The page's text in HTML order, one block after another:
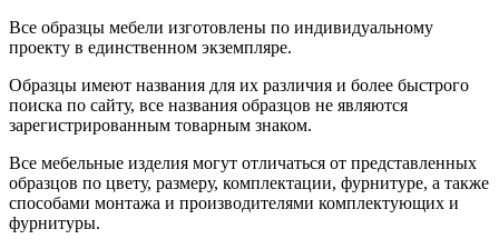
Все образцы мебели изготовлены по индивидуальному
проекту в единственном экземпляре.
Образцы имеют названия для их различия и более быстрого
поиска по сайту, все названия образцов не являются
зарегистрированным товарным знаком.
Все мебельные изделия могут отличаться от представленных
образцов по цвету, размеру, комплектации, фурнитуре, а также
способами монтажа и производителями комплектующих и
фурнитуры.